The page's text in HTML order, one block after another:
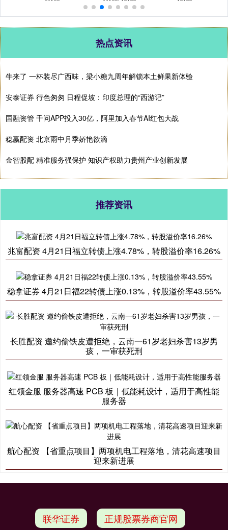
热点资讯
牛来了 一杯装尽广西味，梁小糖九周年解锁本土鲜果新体验
安泰证券 行色匆匆 日程促坡：印度总理的“西游记”
国融资管 千问APP投入30亿，阿里加入春节AI红包大战
稳赢配资 北京雨中月季娇艳欲滴
金智股配 精准服务强保护 知识产权助力贵州产业创新发展
推荐资讯
兆富配资 4月21日福立转债上涨4.78%，转股溢价率16.26%
稳拿证券 4月21日福22转债上涨0.13%，转股溢价率43.55%
长胜配资 邀约偷铁皮遭拒绝，云南一61岁老妇杀害13岁男
孩，一审获死刑
红领金服 服务器高速 PCB 板｜低能耗设计，适用于高性能
服务器
航心配资 【省重点项目】两项机电工程落地，清花高速项目
迎来新进展
联华证券 正规股票券商官网